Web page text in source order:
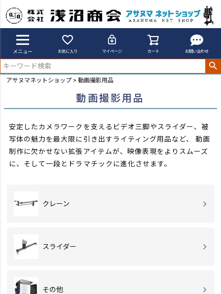
メニュー お気に入り マイページ カート お問い合わせ
アサヌマネットショップ 動画撮影用品
動画撮影用品
安定したカメラワークを支えるビデオ三脚やスライダー、被
写体の魅力を最大限に引き出すライティング用品など、
動画
制作に欠かせない拡張アイテムが、映像表現をよりスムーズ
に、そして一段とドラマチックに進化させます。
クレーン
スライダー
その他